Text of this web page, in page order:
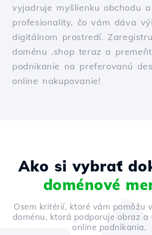
vyjadruje myšlienku obchodu a
profesionality, čo vám dáva
digitálnom prostredí.
doménu .shop teraz a
podnikanie na preferovanú
online nakupovanie!
Ako si vybrať
doménové
Osem kritérií, ktoré vám pomôžu
doménu, ktorá podporuje obraz a
online podnikania.